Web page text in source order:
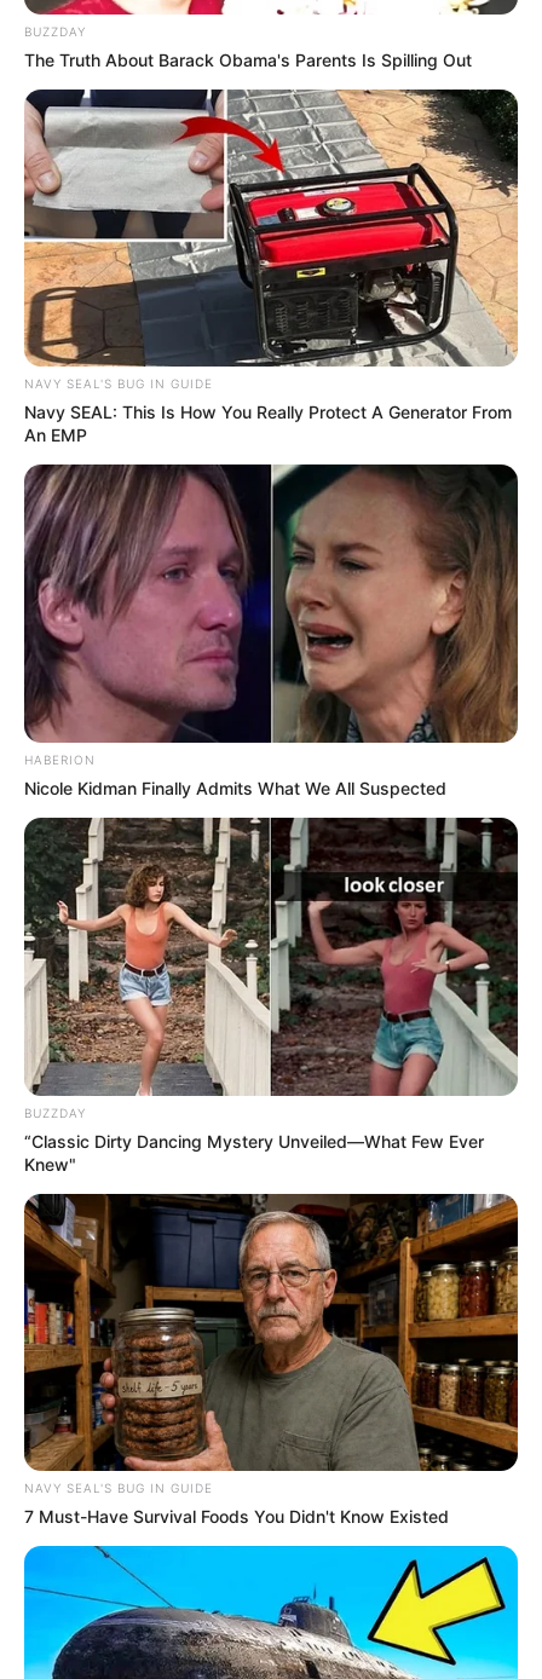
BUZZDAY
The Truth About Barack Obama's Parents Is Spilling Out
NAVY SEAL'S BUG IN GUIDE
Navy SEAL: This Is How You Really Protect A Generator From
An EMP
HABERION
Nicole Kidman Finally Admits What We All Suspected
BUZZDAY
“Classic Dirty Dancing Mystery Unveiled—What Few Ever
Knew"
NAVY SEAL'S BUG IN GUIDE
7 Must-Have Survival Foods You Didn't Know Existed